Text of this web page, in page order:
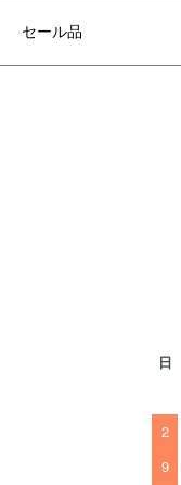
セール品
日
2
9